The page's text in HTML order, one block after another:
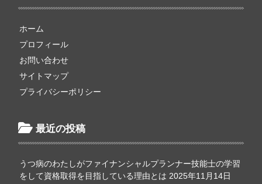
ホーム
プロフィール
お問い合わせ
サイトマップ
プライバシーポリシー
最近の投稿
うつ病のわたしがファイナンシャルプランナー技能士の学習
をして資格取得を目指している理由とは 2025年11月14日